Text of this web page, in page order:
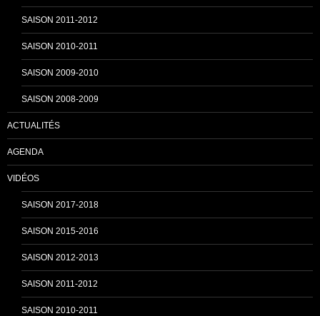
n
SAISON 2011-2012
SAISON 2010-2011
SAISON 2009-2010
SAISON 2008-2009
ACTUALITÉS
AGENDA
VIDÉOS
SAISON 2017-2018
SAISON 2015-2016
SAISON 2012-2013
SAISON 2011-2012
SAISON 2010-2011